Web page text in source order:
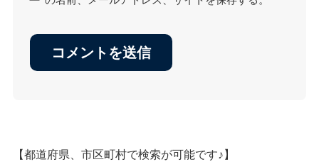
【都道府県、市区町村で検索が可能です♪】